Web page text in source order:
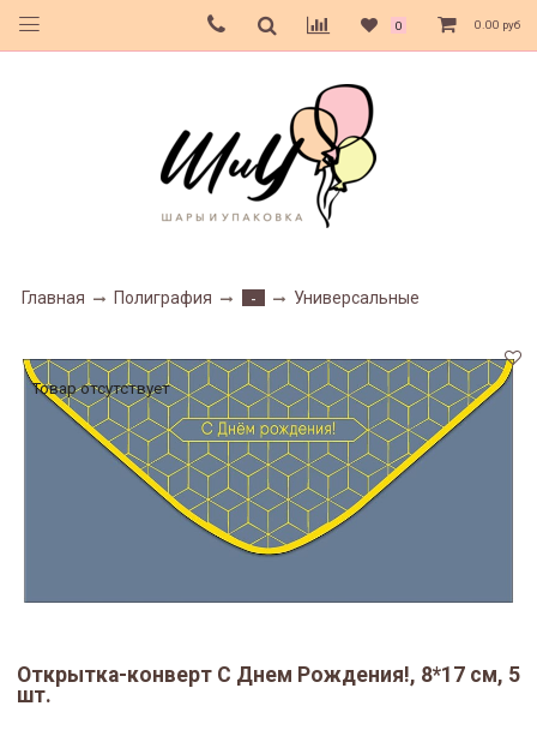
0 0.00 руб
Главная Полиграфия - Универсальные
Товар отсутствует
Открытка-конверт С Днем Рождения!, 8*17 см, 5
шт.